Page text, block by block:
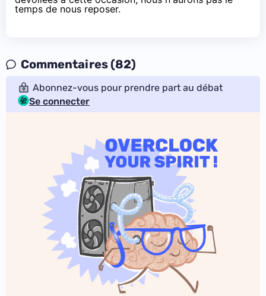
temps de nous reposer.
Commentaires (82)
Abonnez-vous pour prendre part au débat
Se connecter